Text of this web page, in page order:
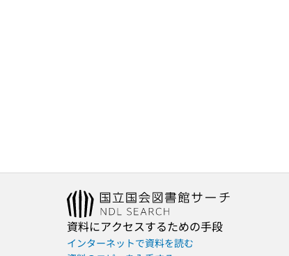
資料にアクセスするための手段
インターネットで資料を読む